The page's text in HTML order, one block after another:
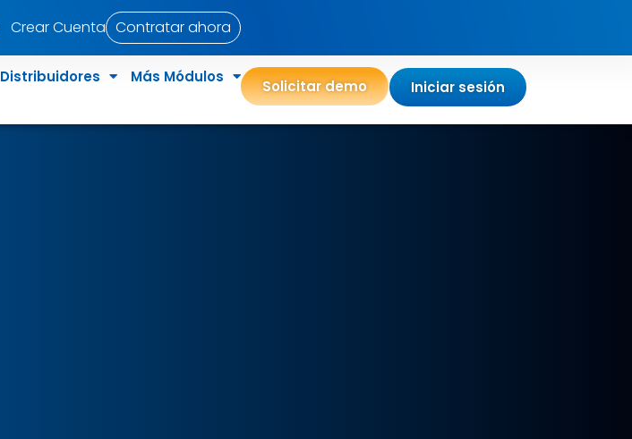
Crear Cuenta Contratar ahora
Distribuidores Más Módulos
Solicitar demo Iniciar sesión